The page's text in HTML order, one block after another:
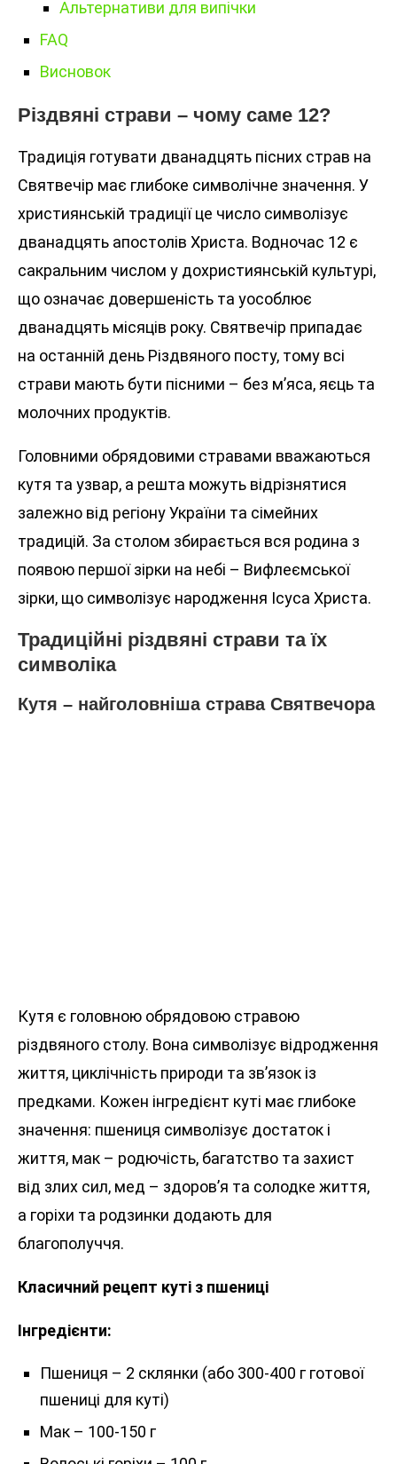
Альтернативи для випічки
FAQ
Висновок
Різдвяні страви – чому саме 12?
Традиція готувати дванадцять пісних страв на
Святвечір має глибоке символічне значення. У
християнській традиції це число символізує
дванадцять апостолів Христа. Водночас 12 є
сакральним числом у дохристиянській культурі,
що означає довершеність та уособлює
дванадцять місяців року. Святвечір припадає
на останній день Різдвяного посту, тому всі
страви мають бути пісними – без м’яса, яєць та
молочних продуктів.
Головними обрядовими стравами вважаються
кутя та узвар, а решта можуть відрізнятися
залежно від регіону України та сімейних
традицій. За столом збирається вся родина з
появою першої зірки на небі – Вифлеємської
зірки, що символізує народження Ісуса Христа.
Традиційні різдвяні страви та їх
символіка
Кутя – найголовніша страва Святвечора
Кутя є головною обрядовою стравою
різдвяного столу. Вона символізує відродження
життя, циклічність природи та зв’язок із
предками. Кожен інгредієнт куті має глибоке
значення: пшениця символізує достаток і
життя, мак – родючість, багатство та захист
від злих сил, мед – здоров’я та солодке життя,
а горіхи та родзинки додають для
благополуччя.
Класичний рецепт куті з пшениці
Інгредієнти:
Пшениця – 2 склянки (або 300-400 г готової
пшениці для куті)
Мак – 100-150 г